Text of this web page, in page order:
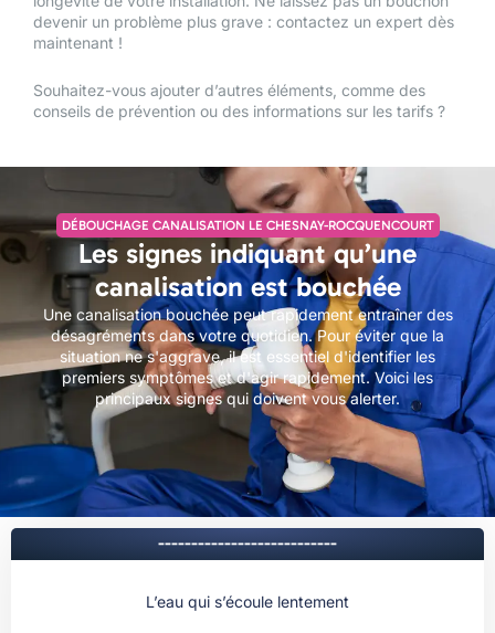
devenir un problème plus grave : contactez un expert dès
maintenant !
Souhaitez-vous ajouter d’autres éléments, comme des
conseils de prévention ou des informations sur les tarifs ?
DÉBOUCHAGE CANALISATION LE CHESNAY-ROCQUENCOURT
Les signes indiquant qu’une
canalisation est bouchée
Une canalisation bouchée peut rapidement entraîner des
désagréments dans votre quotidien. Pour éviter que la
situation ne s'aggrave, il est essentiel d'identifier les
premiers symptômes et d'agir rapidement. Voici les
principaux signes qui doivent vous alerter.
---------------------------
L’eau qui s’écoule lentement